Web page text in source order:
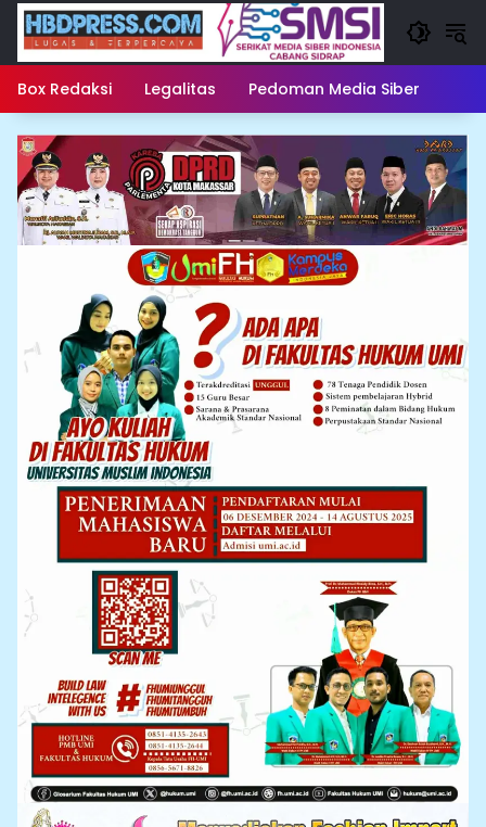
Langsung
konten
Box Redaksi Legalitas Pedoman Media Siber